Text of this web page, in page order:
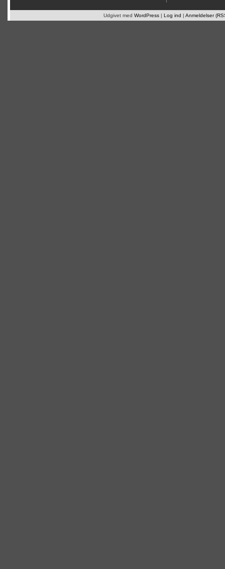
Udgivet med WordPress | Log ind | Anmeldelser